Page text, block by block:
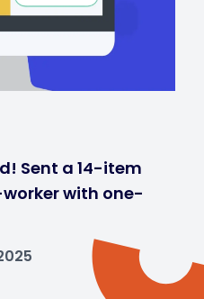
Sent a 14-item
with one-